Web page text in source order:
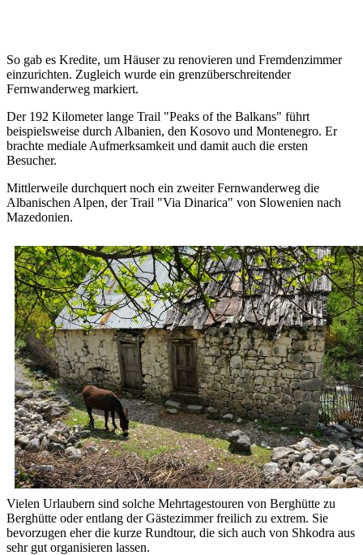
So gab es Kredite, um Häuser zu renovieren und Fremdenzimmer
einzurichten. Zugleich wurde ein grenzüberschreitender
Fernwanderweg markiert.
Der 192 Kilometer lange Trail "Peaks of the Balkans" führt
beispielsweise durch Albanien, den Kosovo und Montenegro. Er
brachte mediale Aufmerksamkeit und damit auch die ersten
Besucher.
Mittlerweile durchquert noch ein zweiter Fernwanderweg die
Albanischen Alpen, der Trail "Via Dinarica" von Slowenien nach
Mazedonien.
Vielen Urlaubern sind solche Mehrtagestouren von Berghütte zu
Berghütte oder entlang der Gästezimmer freilich zu extrem. Sie
bevorzugen eher die kurze Rundtour, die sich auch von Shkodra aus
sehr gut organisieren lassen.